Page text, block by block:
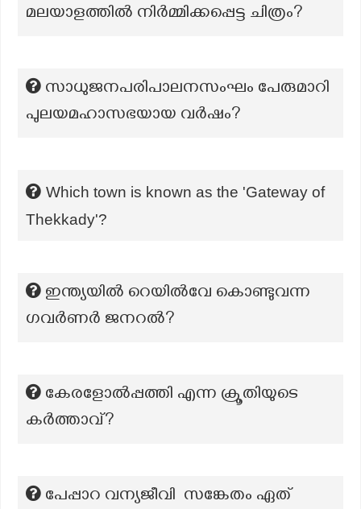
മലയാളത്തില്‍ നിര്‍മ്മിക്കപ്പെട്ട ചിത്രം?
സാധുജനപരിപാലനസംഘം പേരുമാറി
പുലയമഹാസഭയായ വർഷം?
Which town is known as the 'Gateway of
Thekkady'?
ഇന്ത്യയിൽ റെയിൽവേ കൊണ്ടുവന്ന
ഗവർണർ ജനറൽ?
കേരളോൽപ്പത്തി എന്ന ക്രൂതിയുടെ
കർത്താവ്?
പേപ്പാറ വന്യജീവി സങ്കേതം ഏത്